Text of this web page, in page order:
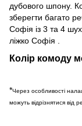
дубового шпону.
зберегти багато
Софія із 3 та 4
ліжко Софія
Колір комоду
*Через особливості
можуть відрізнятися від